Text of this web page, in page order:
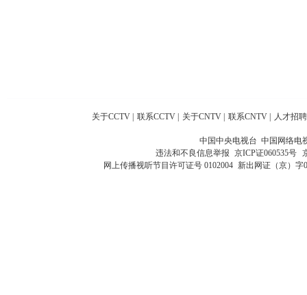
关于CCTV 联系CCTV 关于CNTV 联系CNTV 人才招聘
中国中央电视台 中国网络电
违法和不良信息举报 京ICP证060535号
网上传播视听节目许可证号 0102004 新出网证（京）